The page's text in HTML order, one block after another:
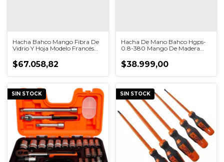
Hacha Bahco Mango Fibra De
Vidrio Y Hoja Modelo Francés
$67.058,82
Hacha De Mano Bahco Hgps-
0.8-380 Mango De Madera
$38.999,00
SIN STOCK SIN STOCK